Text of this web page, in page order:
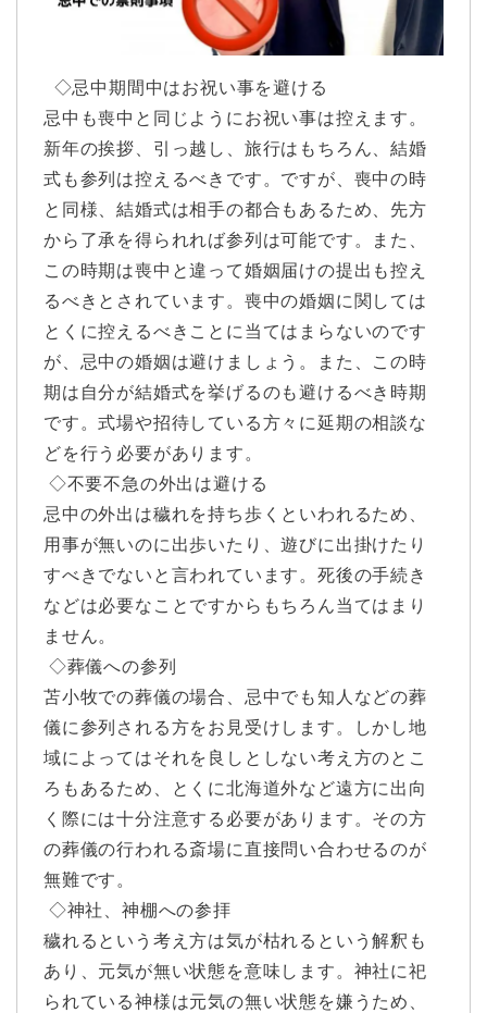
◇忌中期間中はお祝い事を避ける
忌中も喪中と同じようにお祝い事は控えます。
新年の挨拶、引っ越し、旅行はもちろん、結婚
式も参列は控えるべきです。ですが、喪中の時
と同様、結婚式は相手の都合もあるため、先方
から了承を得られれば参列は可能です。また、
この時期は喪中と違って婚姻届けの提出も控え
るべきとされています。喪中の婚姻に関しては
とくに控えるべきことに当てはまらないのです
が、忌中の婚姻は避けましょう。また、この時
期は自分が結婚式を挙げるのも避けるべき時期
です。式場や招待している方々に延期の相談な
どを行う必要があります。
◇不要不急の外出は避ける
忌中の外出は穢れを持ち歩くといわれるため、
用事が無いのに出歩いたり、遊びに出掛けたり
すべきでないと言われています。死後の手続き
などは必要なことですからもちろん当てはまり
ません。
◇葬儀への参列
苫小牧での葬儀の場合、忌中でも知人などの葬
儀に参列される方をお見受けします。しかし地
域によってはそれを良しとしない考え方のとこ
ろもあるため、とくに北海道外など遠方に出向
く際には十分注意する必要があります。その方
の葬儀の行われる斎場に直接問い合わせるのが
無難です。
◇神社、神棚への参拝
穢れるという考え方は気が枯れるという解釈も
あり、元気が無い状態を意味します。神社に祀
られている神様は元気の無い状態を嫌うため、